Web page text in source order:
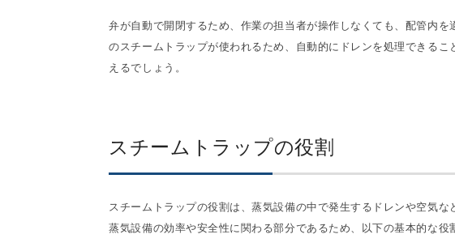
弁が自動で開閉するため、作業の担当者が操作しなくても、配管内
のスチームトラップが使われるため、自動的にドレンを処理できる
えるでしょう。
スチームトラップの役割
スチームトラップの役割は、蒸気設備の中で発生するドレンや空気
蒸気設備の効率や安全性に関わる部分であるため、以下の基本的な役